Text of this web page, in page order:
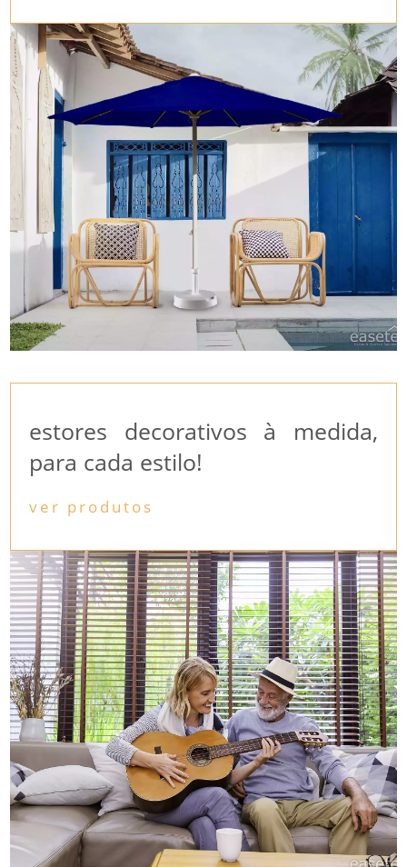
estores decorativos à medida,
para cada estilo!
ver produtos